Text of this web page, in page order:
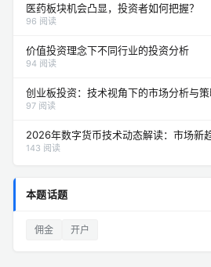
医药板块机会凸显，投资者如何把握？
96 阅读
价值投资理念下不同行业的投资分析
94 阅读
创业板投资：技术视角下的市场分析与
97 阅读
2026年数字货币技术动态解读：市场新
143 阅读
本题话题
佣金 开户